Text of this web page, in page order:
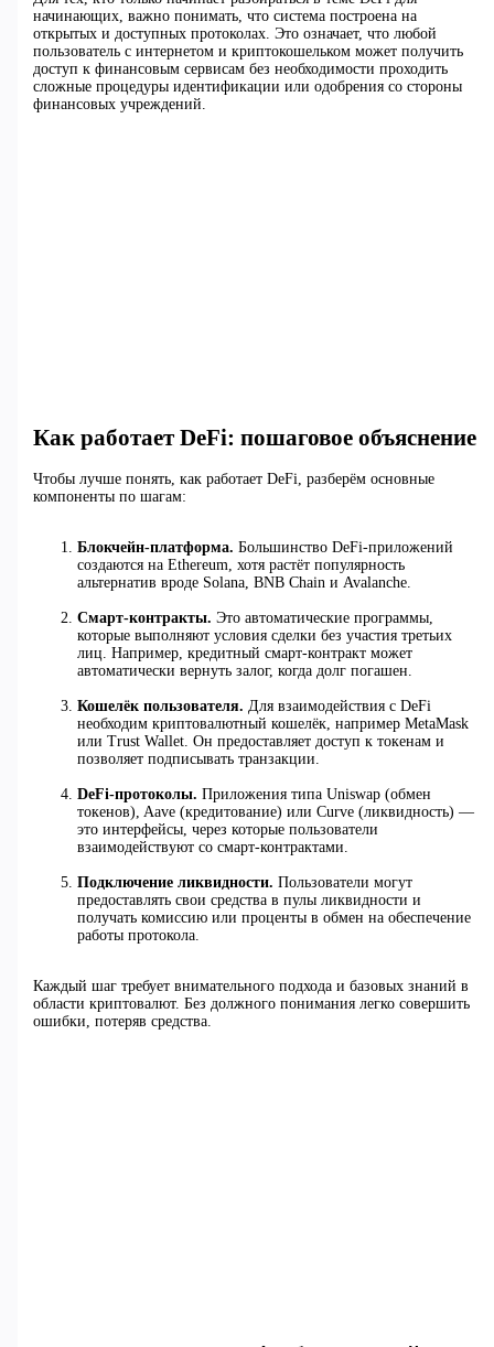
начинающих, важно понимать, что система построена на
открытых и доступных протоколах. Это означает, что любой
пользователь с интернетом и криптокошельком может получить
доступ к финансовым сервисам без необходимости проходить
сложные процедуры идентификации или одобрения со стороны
финансовых учреждений.
Как работает DeFi: пошаговое объяснение
Чтобы лучше понять, как работает DeFi, разберём основные
компоненты по шагам:
Блокчейн-платформа. Большинство DeFi-приложений
создаются на Ethereum, хотя растёт популярность
альтернатив вроде Solana, BNB Chain и Avalanche.
Смарт-контракты. Это автоматические программы,
которые выполняют условия сделки без участия третьих
лиц. Например, кредитный смарт-контракт может
автоматически вернуть залог, когда долг погашен.
Кошелёк пользователя. Для взаимодействия с DeFi
необходим криптовалютный кошелёк, например MetaMask
или Trust Wallet. Он предоставляет доступ к токенам и
позволяет подписывать транзакции.
DeFi-протоколы. Приложения типа Uniswap (обмен
токенов), Aave (кредитование) или Curve (ликвидность) —
это интерфейсы, через которые пользователи
взаимодействуют со смарт-контрактами.
Подключение ликвидности. Пользователи могут
предоставлять свои средства в пулы ликвидности и
получать комиссию или проценты в обмен на обеспечение
работы протокола.
Каждый шаг требует внимательного подхода и базовых знаний в
области криптовалют. Без должного понимания легко совершить
ошибки, потеряв средства.